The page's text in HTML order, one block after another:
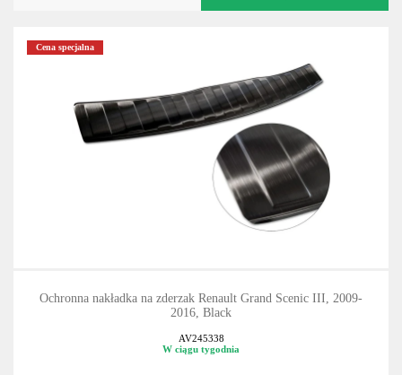
Cena specjalna
Ochronna nakładka na zderzak Renault Grand Scenic III, 2009-
2016, Black
AV245338
W ciągu tygodnia